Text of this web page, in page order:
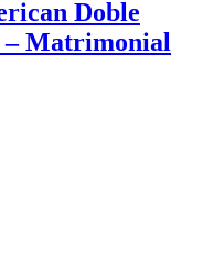
Doble
Matrimonial